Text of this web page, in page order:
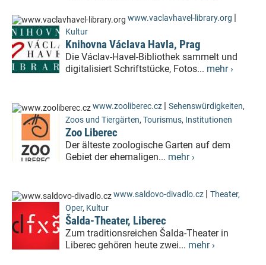
www.vaclavhavel-library.org |
Kultur
Knihovna Václava Havla, Prag
Die Václav-Havel-Bibliothek sammelt und
digitalisiert Schriftstücke, Fotos... mehr ›
www.zooliberec.cz | Sehenswürdigkeiten,
Zoos und Tiergärten, Tourismus, Institutionen
Zoo Liberec
Der älteste zoologische Garten auf dem
Gebiet der ehemaligen... mehr ›
www.saldovo-divadlo.cz | Theater,
Oper, Kultur
Šalda-Theater, Liberec
Zum traditionsreichen Šalda-Theater in
Liberec gehören heute zwei... mehr ›